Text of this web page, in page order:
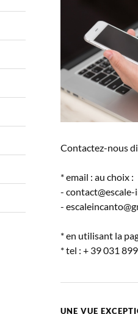
Contactez-nous
* email : au choix :
-
-
* en utilisant la
* tel : + 39 031
UNE VUE